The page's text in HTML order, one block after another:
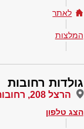
לאתר
המלצות
גולדות רחובות
הרצל 208, רחובות
הצג טלפון